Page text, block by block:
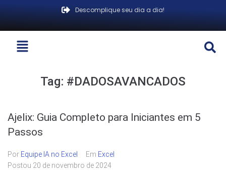
Descomplique seu dia a dia!
Tag: #DADOSAVANCADOS
Ajelix: Guia Completo para Iniciantes em 5
Passos
Por Equipe IA no Excel Em Excel
Postou 20 de novembro de 2024